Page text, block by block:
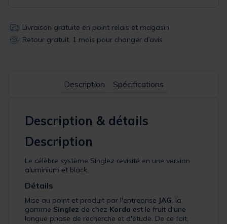
Livraison gratuite en point relais et magasin
Retour gratuit, 1 mois pour changer d’avis
Description Spécifications
Description & détails
Description
Le célèbre système Singlez revisité en une version
aluminium et black.
Détails
Mise au point et produit par l'entreprise JAG, la
gamme Singlez de chez Korda est le fruit d'une
longue phase de recherche et d'étude. De ce fait,